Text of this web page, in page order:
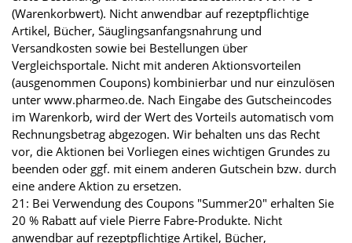
(Warenkorbwert). Nicht anwendbar auf rezeptpflichtige
Artikel, Bücher, Säuglingsanfangsnahrung und
Versandkosten sowie bei Bestellungen über
Vergleichsportale. Nicht mit anderen Aktionsvorteilen
(ausgenommen Coupons) kombinierbar und nur einzulösen
unter www.pharmeo.de. Nach Eingabe des Gutscheincodes
im Warenkorb, wird der Wert des Vorteils automatisch vom
Rechnungsbetrag abgezogen. Wir behalten uns das Recht
vor, die Aktionen bei Vorliegen eines wichtigen Grundes zu
beenden oder ggf. mit einem anderen Gutschein bzw. durch
eine andere Aktion zu ersetzen.
21: Bei Verwendung des Coupons "Summer20" erhalten Sie
20 % Rabatt auf viele Pierre Fabre-Produkte. Nicht
anwendbar auf rezeptpflichtige Artikel, Bücher,